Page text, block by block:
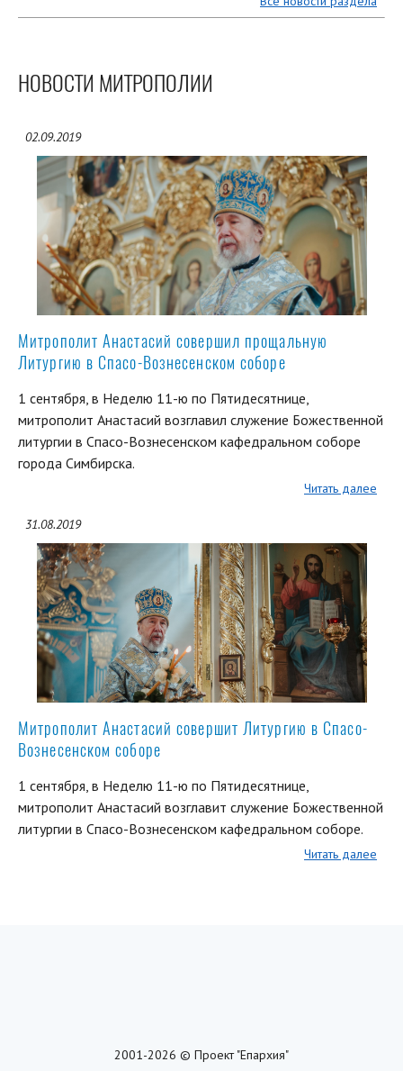
НОВОСТИ МИТРОПОЛИИ
02.09.2019
Митрополит Анастасий совершил прощальную
Литургию в Спасо-Вознесенском соборе
1 сентября, в Неделю 11-ю по Пятидесятнице,
митрополит Анастасий возглавил служение Божественной
литургии в Спасо-Вознесенском кафедральном соборе
города Симбирска.
Читать далее
31.08.2019
Митрополит Анастасий совершит Литургию в Спасо-
Вознесенском соборе
1 сентября, в Неделю 11-ю по Пятидесятнице,
митрополит Анастасий возглавит служение Божественной
литургии в Спасо-Вознесенском кафедральном соборе.
Читать далее
2001-2026 © Проект "Епархия"